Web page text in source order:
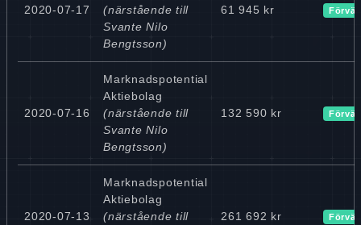
2020-07-17
(närstående till
Svante Nilo
Bengtsson)
61 945 kr
2020-07-16
Marknadspotential
Aktiebolag
(närstående till
Svante Nilo
Bengtsson)
132 590 kr
2020-07-13
Marknadspotential
Aktiebolag
(närstående till
261 692 kr